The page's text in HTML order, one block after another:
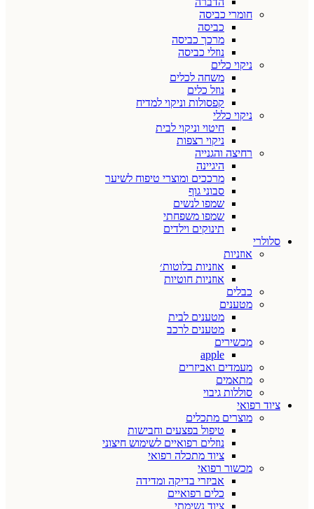
חומרי כביסה
כביסה
מרכך כביסה
נוזלי כביסה
ניקוי כלים
משחה לכלים
נוזל כלים
קפסולות וניקוי למדיח
ניקוי כללי
חיטוי וניקוי לבית
ניקוי רצפות
רחיצה והגנייה
היגיינה
מרככים ומוצרי טיפוח לשיער
סבוני גוף
שמפו לנשים
שמפו משפחתי
תינוקים וילדים
סלולרי
אוזניות
אוזניות בלוטות׳
אוזניות חוטיות
כבלים
מטענים
מטענים לבית
מטענים לרכב
מכשירים
apple
מעמדים ואביזרים
מתאמים
סוללות גיבוי
ציוד רפואי
מוצרים מתכלים
טיפול בפצעים וחבישות
נוזלים רפואיים לשימוש חיצוני
ציוד מתכלה רפואי
מכשור רפואי
אביזרי בדיקה ומדידה
כלים רפואיים
ציוד נשימתי